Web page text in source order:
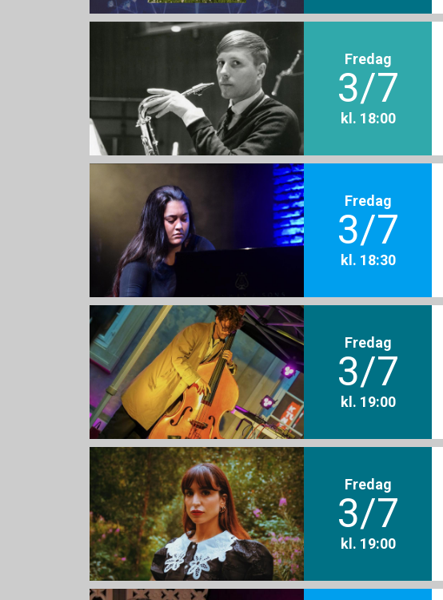
Fredag
3/7
kl. 18:00
Fredag
3/7
kl. 18:30
Fredag
3/7
kl. 19:00
Fredag
3/7
kl. 19:00